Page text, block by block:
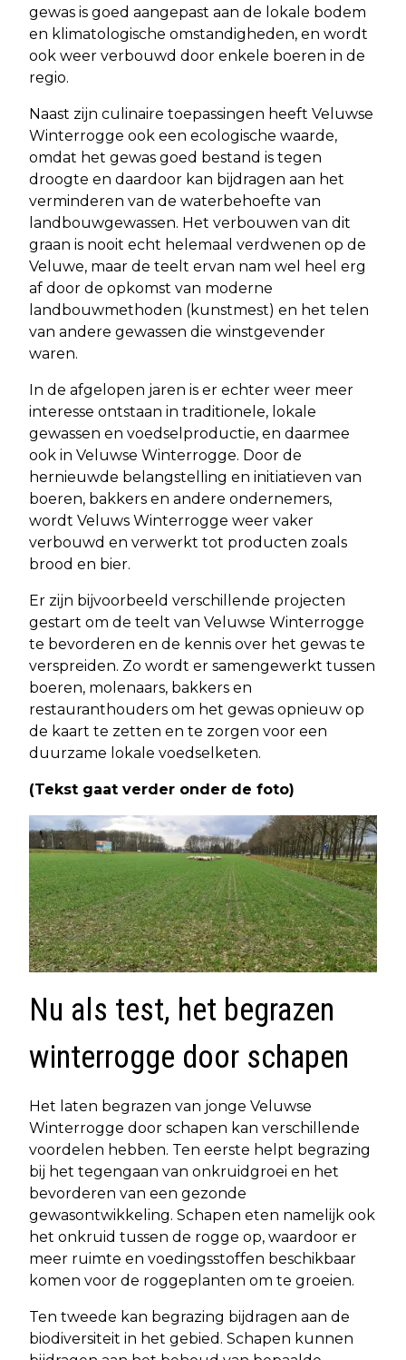
gewas is goed aangepast aan de lokale bodem
en klimatologische omstandigheden, en wordt
ook weer verbouwd door enkele boeren in de
regio.
Naast zijn culinaire toepassingen heeft Veluwse
Winterrogge ook een ecologische waarde,
omdat het gewas goed bestand is tegen
droogte en daardoor kan bijdragen aan het
verminderen van de waterbehoefte van
landbouwgewassen. Het verbouwen van dit
graan is nooit echt helemaal verdwenen op de
Veluwe, maar de teelt ervan nam wel heel erg
af door de opkomst van moderne
landbouwmethoden (kunstmest) en het telen
van andere gewassen die winstgevender
waren.
In de afgelopen jaren is er echter weer meer
interesse ontstaan in traditionele, lokale
gewassen en voedselproductie, en daarmee
ook in Veluwse Winterrogge. Door de
hernieuwde belangstelling en initiatieven van
boeren, bakkers en andere ondernemers,
wordt Veluws Winterrogge weer vaker
verbouwd en verwerkt tot producten zoals
brood en bier.
Er zijn bijvoorbeeld verschillende projecten
gestart om de teelt van Veluwse Winterrogge
te bevorderen en de kennis over het gewas te
verspreiden. Zo wordt er samengewerkt tussen
boeren, molenaars, bakkers en
restauranthouders om het gewas opnieuw op
de kaart te zetten en te zorgen voor een
duurzame lokale voedselketen.
(Tekst gaat verder onder de foto)
Nu als test, het begrazen
winterrogge door schapen
Het laten begrazen van jonge Veluwse
Winterrogge door schapen kan verschillende
voordelen hebben. Ten eerste helpt begrazing
bij het tegengaan van onkruidgroei en het
bevorderen van een gezonde
gewasontwikkeling. Schapen eten namelijk ook
het onkruid tussen de rogge op, waardoor er
meer ruimte en voedingsstoffen beschikbaar
komen voor de roggeplanten om te groeien.
Ten tweede kan begrazing bijdragen aan de
biodiversiteit in het gebied. Schapen kunnen